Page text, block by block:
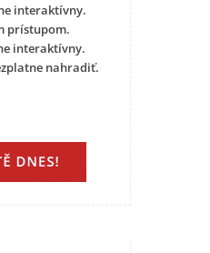
interaktívny.
prístupom.
interaktívny.
nahradiť.